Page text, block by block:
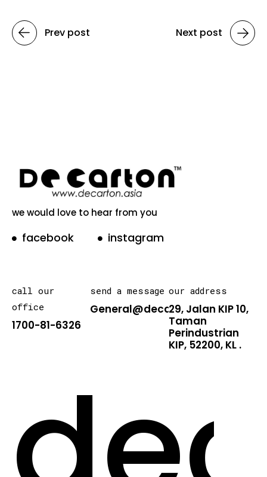
Prev post Next post
we would love to hear from you
facebook instagram
call our
office
1700-81-6326
send a message
General@decarton.asia
our address
29, Jalan KIP 10,
Taman
Perindustrian
KIP, 52200, KL .